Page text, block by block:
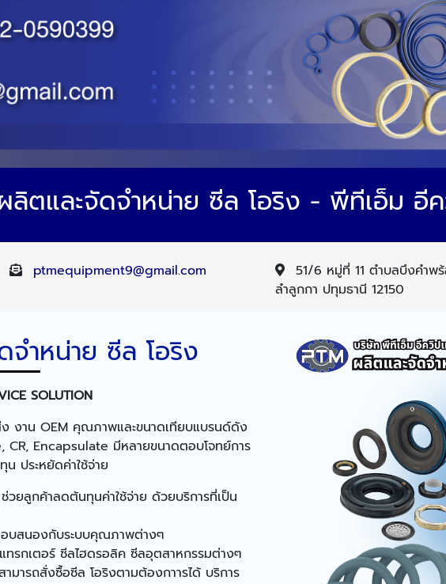
ลิตและจัดจำหน่าย ซีล โอริง - พีทีเอ็ม อี
ptmequipment9@gmail.com
51/6 หมู่ที่ 11 ตำบลบึงคำพ
ลำลูกกา ปทุมธานี 12150
จำหน่าย ซีล โอริง
SOLUTION
ง งาน OEM คุณภาพและขนาดเทียบแบรนด์ดัง
CR, Encapsulate มีหลายขนาดตอบโจทย์การ
ประหยัดค่าใช้จ่าย
ยลูกค้าลดต้นทุนค่าใช้จ่าย ด้วยบริการที่เป็น
บสนองกับระบบคุณภาพต่างๆ
ทรกเตอร์ ซีลไฮดรอลิค ซีลอุตสาหกรรมต่างๆ
มารถสั่งซื้อซีล โอริงตามต้องกาารได้ บริการ